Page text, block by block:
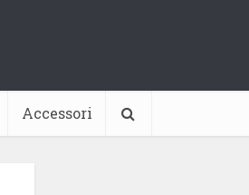
Accessori